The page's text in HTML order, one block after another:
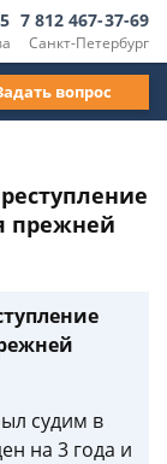
Санкт-Петербург
7 812 467-37-69
вопрос
прежней
судим в
на 3 года и